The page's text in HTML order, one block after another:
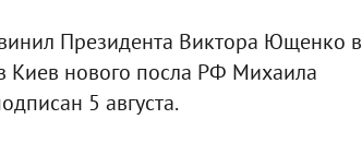
Президента Виктора Ющенко в
Киев нового посла РФ Михаила
5 августа.